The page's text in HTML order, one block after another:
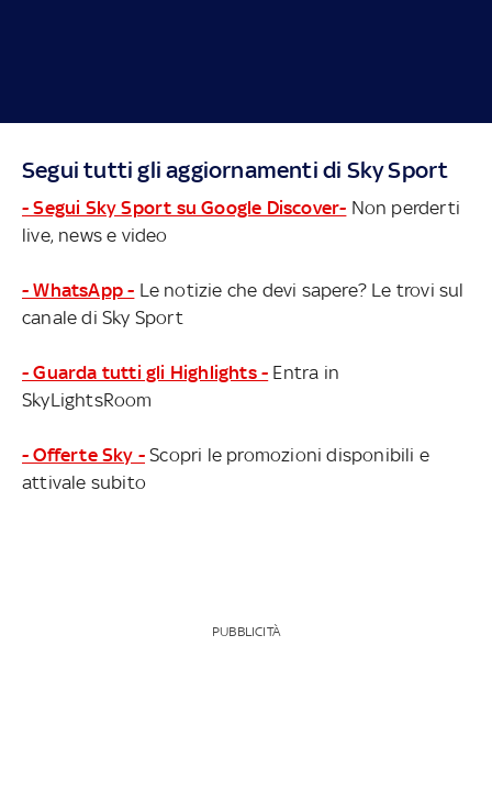
Segui tutti gli aggiornamenti di Sky Sport
- Segui Sky Sport su Google Discover- Non perderti
live, news e video
- WhatsApp - Le notizie che devi sapere? Le trovi sul
canale di Sky Sport
- Guarda tutti gli Highlights - Entra in
SkyLightsRoom
- Offerte Sky - Scopri le promozioni disponibili e
attivale subito
PUBBLICITÀ